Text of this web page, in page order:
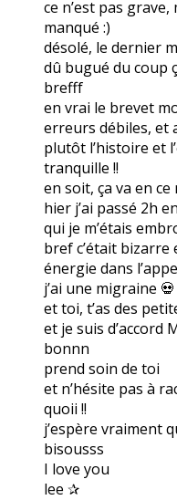
ce n’est pas grave,
manqué :)
désolé, le dernier
dû bugué du coup
brefff
en vrai le brevet
erreurs débiles, et
plutôt l’histoire et
tranquille !!
en soit, ça va en
hier j’ai passé 2h
qui je m’étais
bref c’était bizarre
énergie dans
j’ai une migraine 💀
et toi, t’as des
et je suis d’accord
bonnn
prend soin de toi
et n’hésite pas à
quoii !!
j’espère vraiment
bisousss
I love you
lee ✰